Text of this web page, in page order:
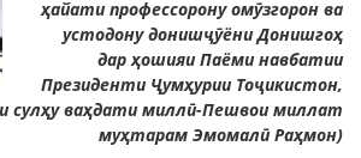
ҳайати профессорону омӯзгорон ва
устодону донишҷӯёни Донишгоҳ
дар ҳошияи Паёми навбатии
Президенти Ҷумҳурии Тоҷикистон,
сулҳу ваҳдати миллӣ-Пешвои миллат
муҳтарам Эмомалӣ Раҳмон)